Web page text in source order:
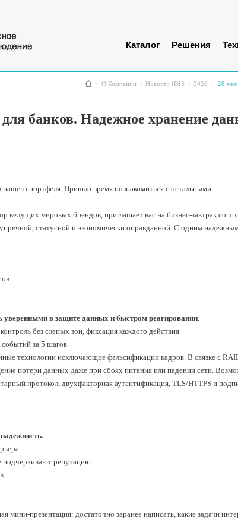
Каталог Решения
О Компании Новости IDIS 2026 28 мая
для банков. Надежное хранение
портфеля. Пришло время познакомиться с остальными.
мировых брендов, приглашает вас на бизнес-завтрак со
статусной и экономически оправданной. С одним
уверенными в защите данных и быстром реагировании.
без слепых зон, фиксация каждого действия
за 5 шагов
технологии исключающие фальсификации кадров. В связке с
потери данных даже при сбоях питания или падении сети.
протокол, двухфакторная аутентификация, TLS/HTTPS и
репутацию
мини-презентация: достаточно заранее написать, какие задачи